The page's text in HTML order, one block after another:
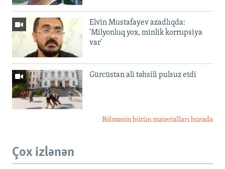
Elvin Mustafayev azadlıqda:
'Milyonluq yox, minlik korrupsiya
var'
Gürcüstan ali təhsili pulsuz etdi
Bölmənin bütün materialları burada
Çox izlənən